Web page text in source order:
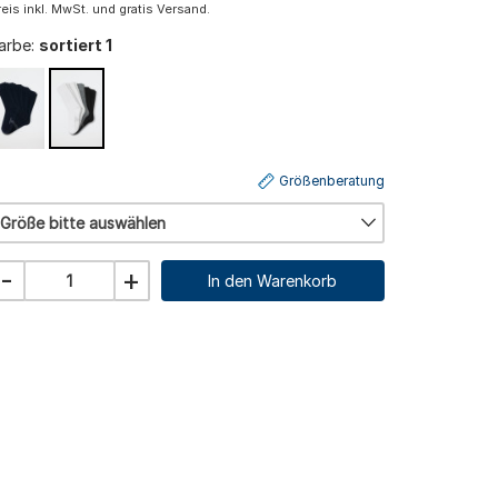
inkl. MwSt. und gratis Versand.
sortiert 1
Größe bitte auswählen
Größenberatung
- + In den Warenkorb